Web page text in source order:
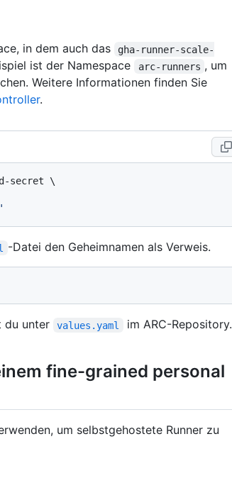
in dem auch das
gha-runner-scale-
ist der Namespace arc-runners , um
Weitere Informationen finden Sie
.
secret \
-Datei den Geheimnamen als Verweis.
du unter values.yaml im ARC-Repository.
fine-grained personal
um selbstgehostete Runner zu